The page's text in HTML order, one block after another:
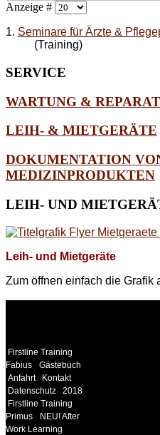
Anzeige #
1. Seminare für Ärzte &
(Training)
SERVICE
WARTUNG &
LEIH- & MIETGERÄTE
DOKUMENTATION
MEDIZINPRODUKTEN
LEIH- UND
Leih- und Mietgeräte
Zum öffnen einfach die Grafik
Firstline Training
Fabius
Gästebuch
Anfahrt
Kontakt
Datenschutz
2018
Firstline Training
Primus
NEU! After
Work Learning